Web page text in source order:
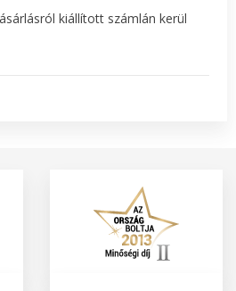
kiállított számlán kerül